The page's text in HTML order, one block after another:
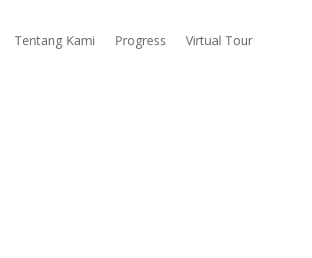
Tentang Kami Progress Virtual Tour